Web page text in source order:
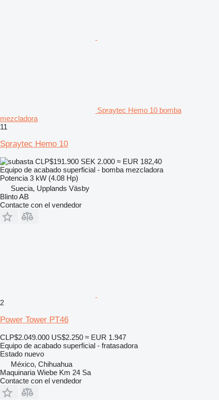
Spraytec Hemo 10 bomba
mezcladora
11
Spraytec Hemo 10
CLP$191.900 SEK 2.000 ≈ EUR 182,40
Equipo de acabado superficial - bomba mezcladora
Potencia 3 kW (4.08 Hp)
Suecia, Upplands Väsby
Blinto AB
Contacte con el vendedor
2
Power Tower PT46
CLP$2.049.000 US$2.250 ≈ EUR 1.947
Equipo de acabado superficial - fratasadora
Estado nuevo
México, Chihuahua
Maquinaria Wiebe Km 24 Sa
Contacte con el vendedor